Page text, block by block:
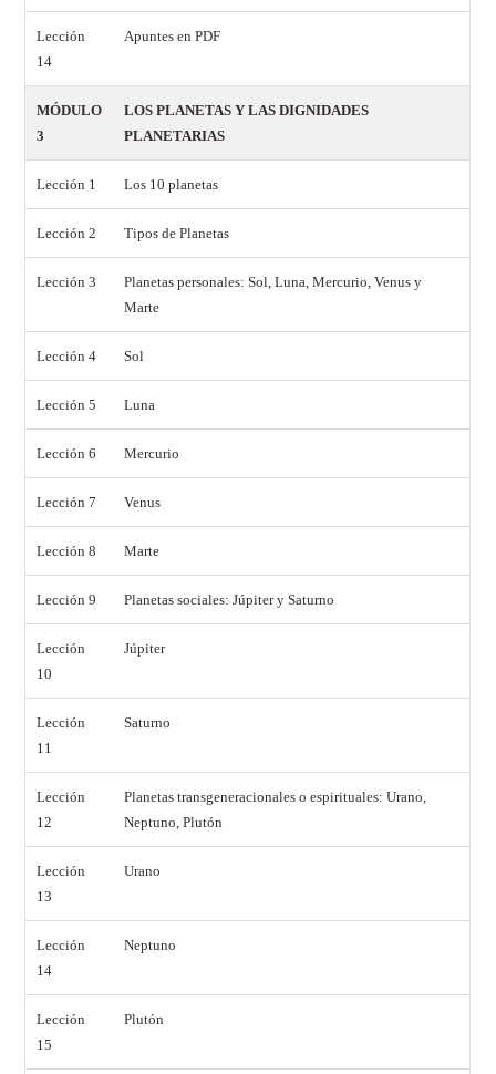
Lección
14
Apuntes en PDF
MÓDULO
3
LOS PLANETAS Y LAS DIGNIDADES
PLANETARIAS
Lección 1 Los 10 planetas
Lección 2 Tipos de Planetas
Lección 3
Planetas personales: Sol, Luna, Mercurio, Venus y
Marte
Lección 4 Sol
Lección 5 Luna
Lección 6 Mercurio
Lección 7 Venus
Lección 8 Marte
Lección 9 Planetas sociales: Júpiter y Saturno
Lección
10
Júpiter
Lección
11
Saturno
Lección
12
Planetas transgeneracionales o espirituales: Urano,
Neptuno, Plutón
Lección
13
Urano
Lección
14
Neptuno
Lección
15
Plutón